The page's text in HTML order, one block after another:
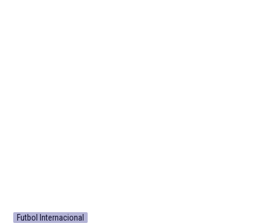
Futbol Internacional